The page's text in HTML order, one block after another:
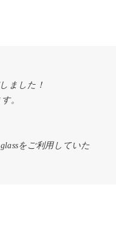
ました！
。
をご利用していた